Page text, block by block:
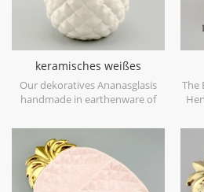
keramisches weißes
dekoratives Ananasglas mit
Golddeckel
Our dekoratives Ananasglasis
handmade in earthenware of
gold leaf lid,can be used as a
decorative canister,or
decorative object only. Can be
smaller and filled with was as a
candle holder. Hand wash only.
The